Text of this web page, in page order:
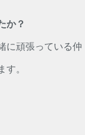
か？
に頑張っている仲
。